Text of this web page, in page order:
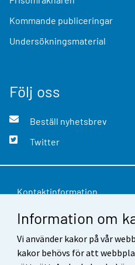
Information om
Vi använder kakor på vår
kakor behövs för att
Kommande publiceringar
Undersökningsmaterial
Följ oss
Beställ nyhetsbrev
Twitter
Kontaktinformation
Respons
Användarvillkor
Dataskydd